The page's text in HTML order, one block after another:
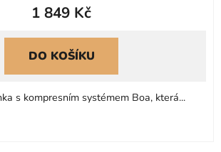
produktu
0,0
z
1 849 Kč
DO KOŠÍKU
s kompresním systémem Boa, která...